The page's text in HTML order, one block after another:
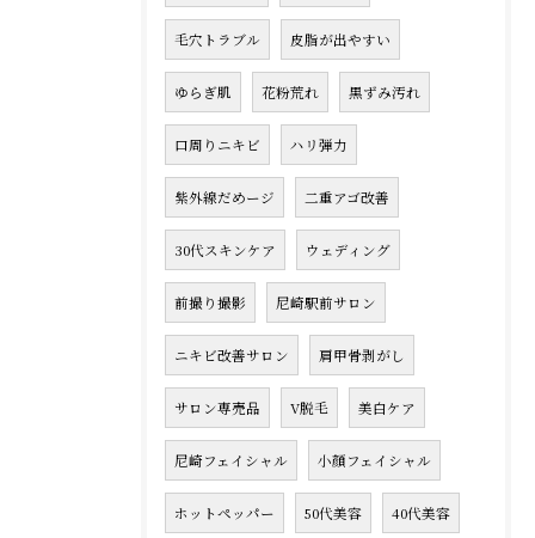
毛穴トラブル 皮脂が出やすい
ゆらぎ肌 花粉荒れ 黒ずみ汚れ
口周りニキビ ハリ弾力
紫外線だめージ 二重アゴ改善
30代スキンケア ウェディング
前撮り撮影 尼崎駅前サロン
ニキビ改善サロン 肩甲骨剥がし
サロン専売品 V脱毛 美白ケア
尼崎フェイシャル 小顔フェイシャル
ホットペッパー 50代美容 40代美容